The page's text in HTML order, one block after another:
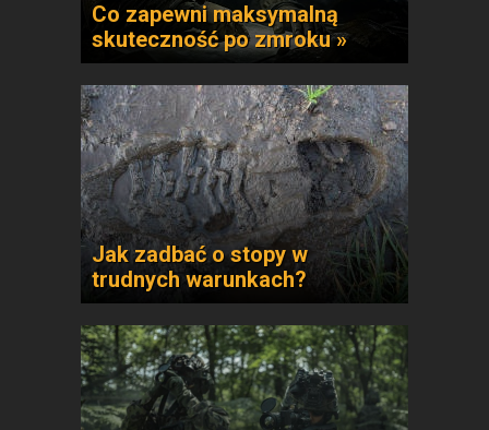
Co zapewni maksymalną
skuteczność po zmroku »
Jak zadbać o stopy w
trudnych warunkach?